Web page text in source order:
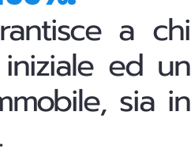
a chi
ed un
sia in